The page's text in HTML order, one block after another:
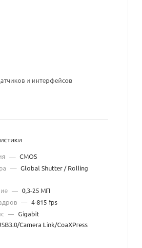
и интерфейсов
— CMOS
— Global Shutter / Rolling
— 0,3-25 МП
— 4-815 fps
— Gigabit
Camera Link/CoaXPress